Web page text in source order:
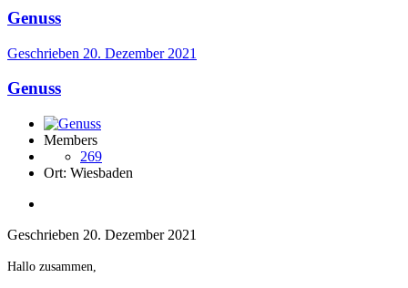
Genuss
Geschrieben 20. Dezember 2021
Genuss
Members
269
Ort: Wiesbaden
Geschrieben 20. Dezember 2021
Hallo zusammen,